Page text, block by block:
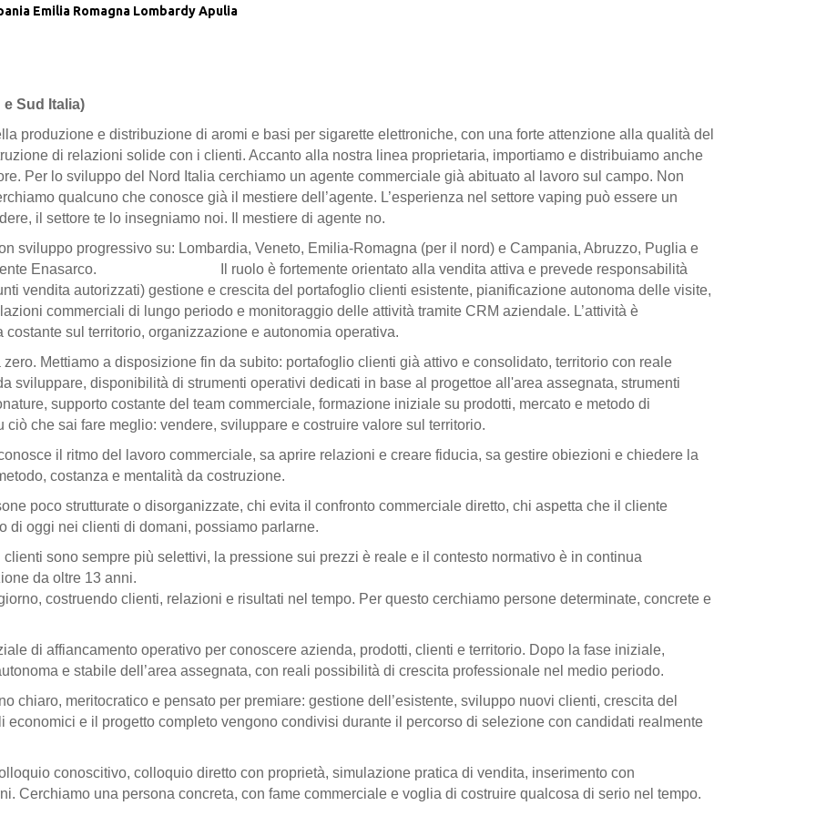
Emilia Romagna Lombardy Apulia
Sud Italia)
produzione e distribuzione di aromi e basi per sigarette elettroniche, con una forte attenzione alla qualità del
di relazioni solide con i clienti. Accanto alla nostra linea proprietaria, importiamo e distribuiamo anche
Per lo sviluppo del Nord Italia cerchiamo un agente commerciale già abituato al lavoro sul campo. Non
qualcuno che conosce già il mestiere dell’agente. L’esperienza nel settore vaping può essere un
il settore te lo insegniamo noi. Il mestiere di agente no.
sviluppo progressivo su: Lombardia, Veneto, Emilia-Romagna (per il nord) e Campania, Abruzzo, Puglia e
agente Enasarco. Il ruolo è fortemente orientato alla vendita attiva e prevede responsabilità
vendita autorizzati) gestione e crescita del portafoglio clienti esistente, pianificazione autonoma delle visite,
commerciali di lungo periodo e monitoraggio delle attività tramite CRM aziendale. L’attività è
sul territorio, organizzazione e autonomia operativa.
Mettiamo a disposizione fin da subito: portafoglio clienti già attivo e consolidato, territorio con reale
sviluppare, disponibilità di strumenti operativi dedicati in base al progettoe all'area assegnata, strumenti
supporto costante del team commerciale, formazione iniziale su prodotti, mercato e metodo di
ciò che sai fare meglio: vendere, sviluppare e costruire valore sul territorio.
il ritmo del lavoro commerciale, sa aprire relazioni e creare fiducia, sa gestire obiezioni e chiedere la
costanza e mentalità da costruzione.
poco strutturate o disorganizzate, chi evita il confronto commerciale diretto, chi aspetta che il cliente
di oggi nei clienti di domani, possiamo parlarne.
clienti sono sempre più selettivi, la pressione sui prezzi è reale e il contesto normativo è in continua
da oltre 13 anni.
costruendo clienti, relazioni e risultati nel tempo. Per questo cerchiamo persone determinate, concrete e
di affiancamento operativo per conoscere azienda, prodotti, clienti e territorio. Dopo la fase iniziale,
e stabile dell’area assegnata, con reali possibilità di crescita professionale nel medio periodo.
chiaro, meritocratico e pensato per premiare: gestione dell’esistente, sviluppo nuovi clienti, crescita del
economici e il progetto completo vengono condivisi durante il percorso di selezione con candidati realmente
conoscitivo, colloquio diretto con proprietà, simulazione pratica di vendita, inserimento con
Cerchiamo una persona concreta, con fame commerciale e voglia di costruire qualcosa di serio nel tempo.